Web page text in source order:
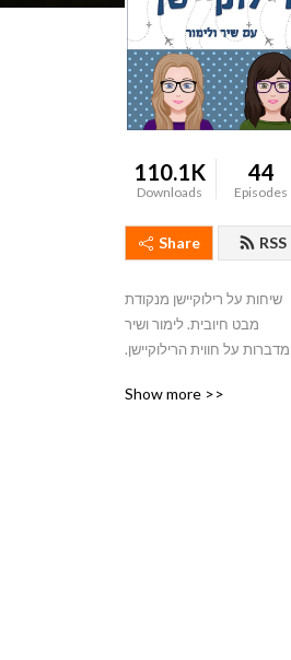
110.1K
Downloads
44
Episodes
Share RSS
שיחות על רילוקיישן מנקודת
מבט חיובית. לימור ושיר
מדברות על חווית הרילוקיישן.
בנושא החיים מחוץ לישראל,
Show more >>